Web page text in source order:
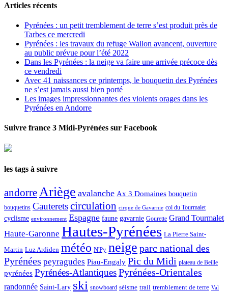
Articles récents
Pyrénées : un petit tremblement de terre s’est produit près de
Tarbes ce mercredi
Pyrénées : les travaux du refuge Wallon avancent, ouverture
au public prévue pour l’été 2022
Dans les Pyrénées : la neige va faire une arrivée précoce dès
ce vendredi
Avec 41 naissances ce printemps, le bouquetin des Pyrénées
ne s’est jamais aussi bien porté
Les images impressionnantes des violents orages dans les
Pyrénées en Andorre
Suivre france 3 Midi-Pyrénées sur Facebook
les tags à suivre
andorreAriège avalanche Ax 3 Domaines bouquetin
bouquetins Cauteretscirculation cirque de Gavarnie col du Tourmalet
cyclisme environnement Espagne faune gavarnie Gourette Grand Tourmalet
Haute-Garonne Hautes-Pyrénées La Pierre Saint-
Martin Luz Ardiden météo N'Py neige parc national des
Pyrénées peyragudes Piau-Engaly Pic du Midi plateau de Beille
pyrénées Pyrénées-AtlantiquesPyrénées-Orientales
randonnée Saint-Lary ski snowboard séisme trail tremblement de terre Val